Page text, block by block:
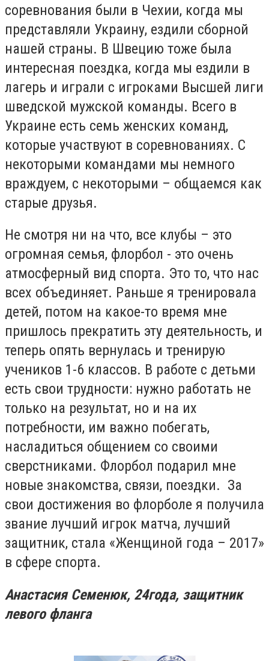
соревнования были в Чехии, когда мы
представляли Украину, ездили сборной
нашей страны. В Швецию тоже была
интересная поездка, когда мы ездили в
лагерь и играли с игроками Высшей лиги
шведской мужской команды. Всего в
Украине есть семь женских команд,
которые участвуют в соревнованиях. С
некоторыми командами мы немного
враждуем, с некоторыми – общаемся как
старые друзья.
Не смотря ни на что, все клубы – это
огромная семья, флорбол - это очень
атмосферный вид спорта. Это то, что нас
всех объединяет. Раньше я тренировала
детей, потом на какое-то время мне
пришлось прекратить эту деятельность, и
теперь опять вернулась и тренирую
учеников 1-6 классов. В работе с детьми
есть свои трудности: нужно работать не
только на результат, но и на их
потребности, им важно побегать,
насладиться общением со своими
сверстниками. Флорбол подарил мне
новые знакомства, связи, поездки. За
свои достижения во флорболе я получила
звание лучший игрок матча, лучший
защитник, стала «Женщиной года – 2017»
в сфере спорта.
Анастасия Семенюк, 24года, защитник
левого фланга